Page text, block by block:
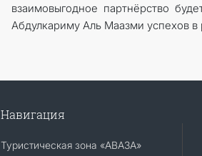
взаимовыгодное партнёрство
Абдулкариму Аль Маазми успехов в
Навигация
Туристическая зона «АВАЗА»